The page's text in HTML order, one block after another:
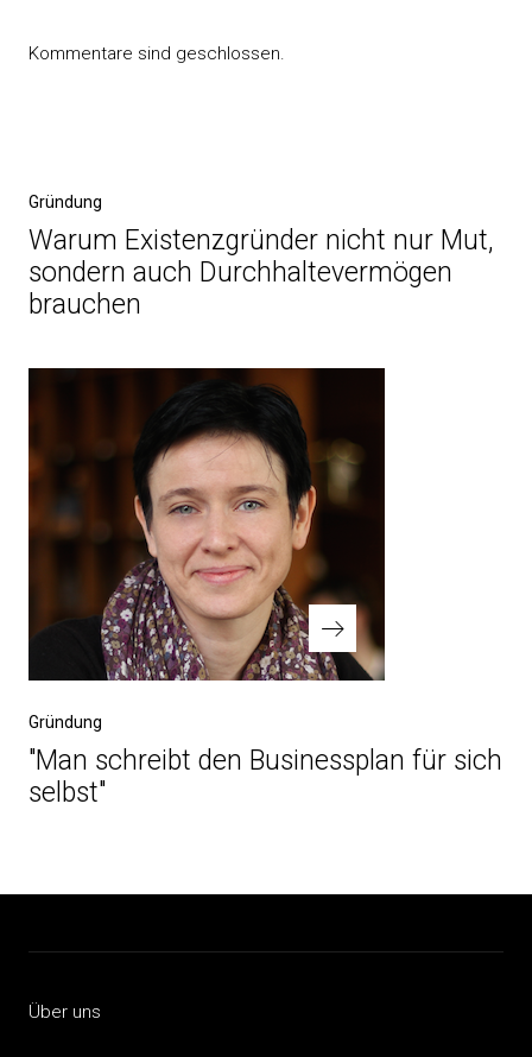
Kommentare sind geschlossen.
Vorheriger
Beitrag
Gründung
Warum Existenzgründer nicht nur Mut,
sondern auch Durchhaltevermögen
brauchen
Nächster
Beitrag
Gründung
"Man schreibt den Businessplan für sich
selbst"
Über uns